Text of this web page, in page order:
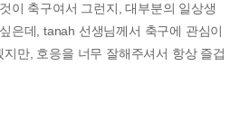
이 축구여서 그런지, 대부분의 일상생
은데, tanah 선생님께서 축구에 관심이
만, 호응을 너무 잘해주셔서 항상 즐겁